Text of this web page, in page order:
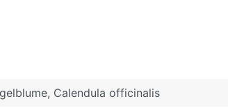
Calendula officinalis